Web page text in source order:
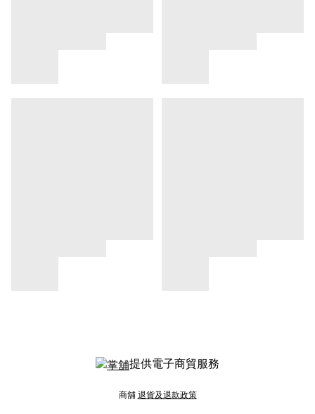
提供電子商貿服務
商舖 退貨及退款政策